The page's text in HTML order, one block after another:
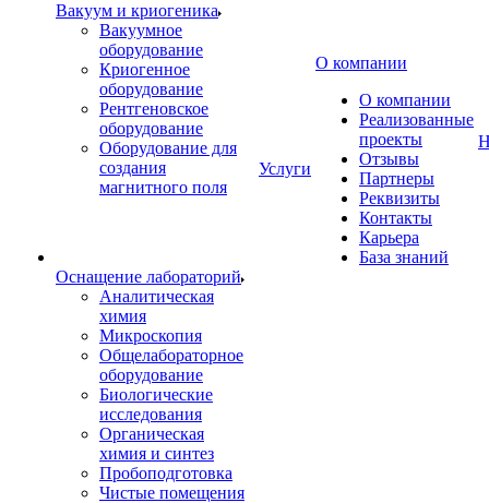
Вакуум и криогеника
Вакуумное
оборудование
Криогенное
оборудование
Рентгеновское
оборудование
Оборудование для
создания
магнитного поля
Оснащение лабораторий
Аналитическая
химия
Микроскопия
Общелабораторное
оборудование
Биологические
исследования
Органическая
химия и синтез
Пробоподготовка
Чистые помещения
Услуги
О компании
О компании
Реализованные
проекты
Отзывы
Партнеры
Реквизиты
Контакты
Карьера
База знаний